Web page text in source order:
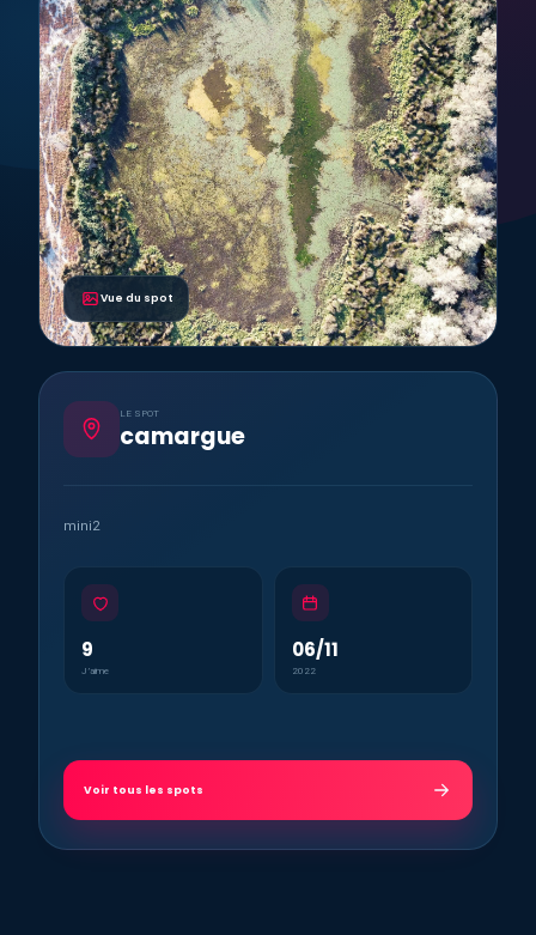
Vue du spot
LE SPOT
camargue
mini2
9
J’aime
06/11
2022
Voir tous les spots